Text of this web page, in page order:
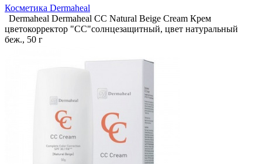
Косметика Dermaheal
Dermaheal Dermaheal СС Natural Beige Cream Крем
цветокорректор "СС"солнцезащитный, цвет натуральный
беж., 50 г